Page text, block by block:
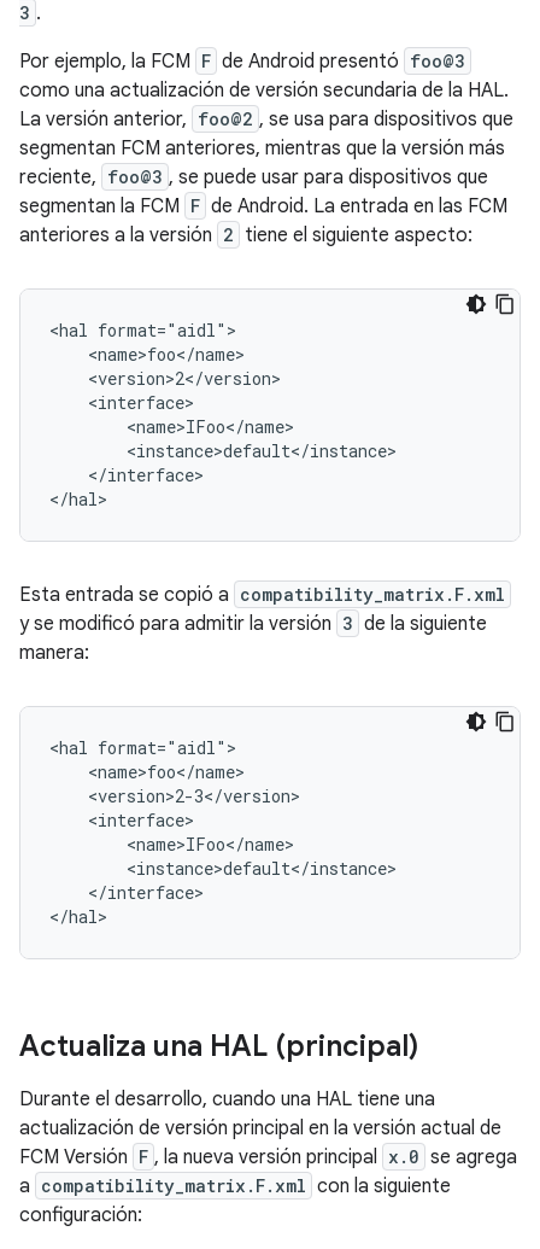
3 .
Por ejemplo, la FCM F de Android presentó foo@3
como una actualización de versión secundaria de la HAL.
La versión anterior, foo@2 , se usa para dispositivos que
segmentan FCM anteriores, mientras que la versión más
reciente, foo@3 , se puede usar para dispositivos que
segmentan la FCM F de Android. La entrada en las FCM
anteriores a la versión 2 tiene el siguiente aspecto:
<hal format="aidl">
    <name>foo</name>
    <version>2</version>
    <interface>
        <name>IFoo</name>
        <instance>default</instance>
    </interface>
Esta entrada se copió a compatibility_matrix.F.xml
y se modificó para admitir la versión 3 de la siguiente
manera:
<hal format="aidl">
    <name>foo</name>
    <version>2-3</version>
    <interface>
        <name>IFoo</name>
        <instance>default</instance>
    </interface>
Actualiza una HAL (principal)
Durante el desarrollo, cuando una HAL tiene una
actualización de versión principal en la versión actual de
FCM Versión F , la nueva versión principal x.0 se agrega
a compatibility_matrix.F.xml con la siguiente
configuración: